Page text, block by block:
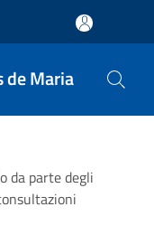
de Maria
da parte degli